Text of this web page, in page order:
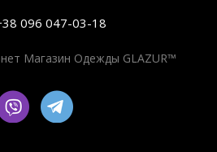
096 047-03-18
Магазин Одежды GLAZUR™